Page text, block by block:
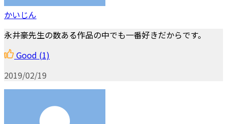
かいじん
永井豪先生の数ある作品の中でも一番好きだからです。
Good (1)
2019/02/19